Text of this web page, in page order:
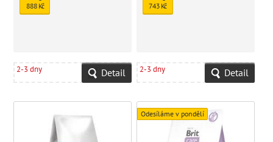
888 Kč
2-3 dny Detail
743 Kč
2-3 dny Detail
Odesíláme v pondělí